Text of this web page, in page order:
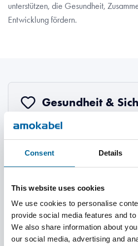
Consent Details
This website uses cookies
We use cookies to personalise
provide social media features and
We also share information about
our social media, advertising and
unterstützen, die Gesundheit,
Entwicklung fördern.
Gesundheit &
Bei Amokabel haben die Gesundheit,
Vielfalt,
Inklusion